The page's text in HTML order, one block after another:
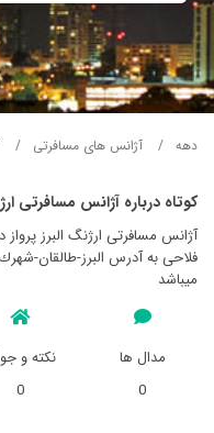
دهه آژانس های مسافرتی
کوتاه درباره آژانس مسافرتی
آژانس مسافرتی ارژنگ البرز
فلاحی به آدرس البرز-طالقان-
میباشد
مدال ها
0
نکته و
0